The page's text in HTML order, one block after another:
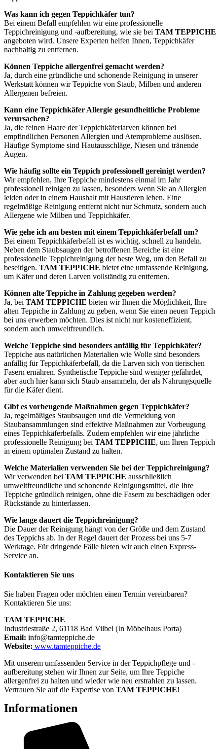
Was kann ich gegen Teppichkäfer tun?
Bei einem Befall empfehlen wir eine professionelle
Teppichreinigung und -aufbereitung, wie sie bei TAM TEPPICHE
angeboten wird. Unsere Experten helfen Ihnen, Teppichkäfer
nachhaltig zu entfernen.
Können Teppiche allergenfrei gemacht werden?
Ja, durch eine gründliche und schonende Reinigung in unserer
Werkstatt können wir Teppiche von Staub, Milben und anderen
Allergenen befreien.
Kann eine Teppichkäfer Allergie gesundheitliche Probleme
verursachen?
Ja, die feinen Haare der Teppichkäferlarven können bei
empfindlichen Personen Allergien und Atemprobleme auslösen.
Häufige Symptome sind Hautausschläge, Niesen und tränende
Augen.
Wie häufig sollte ein Teppich professionell gereinigt werden?
Wir empfehlen, Ihre Teppiche mindestens einmal im Jahr
professionell reinigen zu lassen, besonders wenn Sie an Allergien
leiden oder in einem Haushalt mit Haustieren leben. Eine
regelmäßige Reinigung entfernt nicht nur Schmutz, sondern auch
Allergene wie Milben und Teppichkäfer.
Wie gehe ich am besten mit einem Teppichkäferbefall um?
Bei einem Teppichkäferbefall ist es wichtig, schnell zu handeln.
Neben dem Staubsaugen der betroffenen Bereiche ist eine
professionelle Teppichreinigung der beste Weg, um den Befall zu
beseitigen. TAM TEPPICHE bietet eine umfassende Reinigung,
um Käfer und deren Larven vollständig zu entfernen.
Können alte Teppiche in Zahlung gegeben werden?
Ja, bei TAM TEPPICHE bieten wir Ihnen die Möglichkeit, Ihre
alten Teppiche in Zahlung zu geben, wenn Sie einen neuen Teppich
bei uns erwerben möchten. Dies ist nicht nur kosteneffizient,
sondern auch umweltfreundlich.
Welche Teppiche sind besonders anfällig für Teppichkäfer?
Teppiche aus natürlichen Materialien wie Wolle sind besonders
anfällig für Teppichkäferbefall, da die Larven sich von tierischen
Fasern ernähren. Synthetische Teppiche sind weniger gefährdet,
aber auch hier kann sich Staub ansammeln, der als Nahrungsquelle
für die Käfer dient.
Gibt es vorbeugende Maßnahmen gegen Teppichkäfer?
Ja, regelmäßiges Staubsaugen und die Vermeidung von
Staubansammlungen sind effektive Maßnahmen zur Vorbeugung
eines Teppichkäferbefalls. Zudem empfehlen wir eine jährliche
professionelle Reinigung bei TAM TEPPICHE, um Ihren Teppich
in einem optimalen Zustand zu halten.
Welche Materialien verwenden Sie bei der Teppichreinigung?
Wir verwenden bei TAM TEPPICHE ausschließlich
umweltfreundliche und schonende Reinigungsmittel, die Ihre
Teppiche gründlich reinigen, ohne die Fasern zu beschädigen oder
Rückstände zu hinterlassen.
Wie lange dauert die Teppichreinigung?
Die Dauer der Reinigung hängt von der Größe und dem Zustand
des Teppichs ab. In der Regel dauert der Prozess bei uns 5-7
Werktage. Für dringende Fälle bieten wir auch einen Express-
Service an.
Kontaktieren Sie uns
Sie haben Fragen oder möchten einen Termin vereinbaren?
Kontaktieren Sie uns:
TAM TEPPICHE
Industriestraße 2, 61118 Bad Vilbel (In Möbelhaus Porta)
Email: info@tamteppiche.de
Website: www.tamteppiche.de
Mit unserem umfassenden Service in der Teppichpflege und -
aufbereitung stehen wir Ihnen zur Seite, um Ihre Teppiche
allergenfrei zu halten und wieder wie neu erstrahlen zu lassen.
Vertrauen Sie auf die Expertise von TAM TEPPICHE!
Informationen